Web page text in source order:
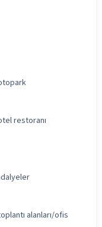
restoranı
alanları/ofis